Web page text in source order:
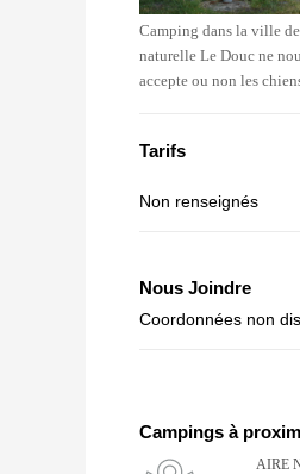
Camping dans la ville
naturelle Le Douc ne
accepte ou non les
Tarifs
Non renseignés
Nous Joindre
Coordonnées non
Campings à
AIRE